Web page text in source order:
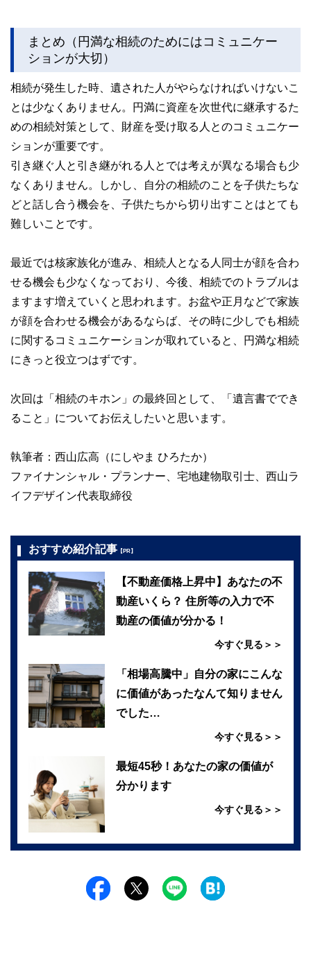
まとめ（円満な相続のためにはコミュニケー
ションが大切）
相続が発生した時、遺された人がやらなければいけないこ
とは少なくありません。円満に資産を次世代に継承するた
めの相続対策として、財産を受け取る人とのコミュニケー
ションが重要です。
引き継ぐ人と引き継がれる人とでは考えが異なる場合も少
なくありません。しかし、自分の相続のことを子供たちな
どと話し合う機会を、子供たちから切り出すことはとても
難しいことです。
最近では核家族化が進み、相続人となる人同士が顔を合わ
せる機会も少なくなっており、今後、相続でのトラブルは
ますます増えていくと思われます。お盆や正月などで家族
が顔を合わせる機会があるならば、その時に少しでも相続
に関するコミュニケーションが取れていると、円満な相続
にきっと役立つはずです。
次回は「相続のキホン」の最終回として、「遺言書ででき
ること」についてお伝えしたいと思います。
執筆者：西山広高（にしやま ひろたか）
ファイナンシャル・プランナー、宅地建物取引士、西山ラ
イフデザイン代表取締役
おすすめ紹介記事 【PR】
【不動産価格上昇中】あなたの不
動産いくら？ 住所等の入力で不
動産の価値が分かる！
今すぐ見る＞＞
「相場高騰中」自分の家にこんな
に価値があったなんて知りません
でした…
今すぐ見る＞＞
最短45秒！あなたの家の価値が
分かります
今すぐ見る＞＞